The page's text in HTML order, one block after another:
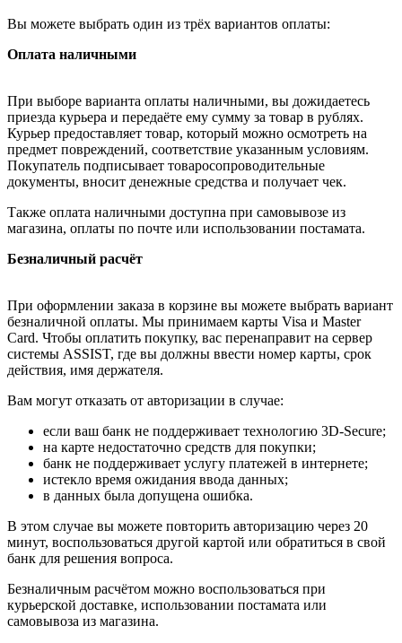
Вы можете выбрать один из трёх вариантов оплаты:
Оплата наличными
При выборе варианта оплаты наличными, вы дожидаетесь
приезда курьера и передаёте ему сумму за товар в рублях.
Курьер предоставляет товар, который можно осмотреть на
предмет повреждений, соответствие указанным условиям.
Покупатель подписывает товаросопроводительные
документы, вносит денежные средства и получает чек.
Также оплата наличными доступна при самовывозе из
магазина, оплаты по почте или использовании постамата.
Безналичный расчёт
При оформлении заказа в корзине вы можете выбрать вариант
безналичной оплаты. Мы принимаем карты Visa и Master
Card. Чтобы оплатить покупку, вас перенаправит на сервер
системы ASSIST, где вы должны ввести номер карты, срок
действия, имя держателя.
Вам могут отказать от авторизации в случае:
если ваш банк не поддерживает технологию 3D-Secure;
на карте недостаточно средств для покупки;
банк не поддерживает услугу платежей в интернете;
истекло время ожидания ввода данных;
в данных была допущена ошибка.
В этом случае вы можете повторить авторизацию через 20
минут, воспользоваться другой картой или обратиться в свой
банк для решения вопроса.
Безналичным расчётом можно воспользоваться при
курьерской доставке, использовании постамата или
самовывоза из магазина.